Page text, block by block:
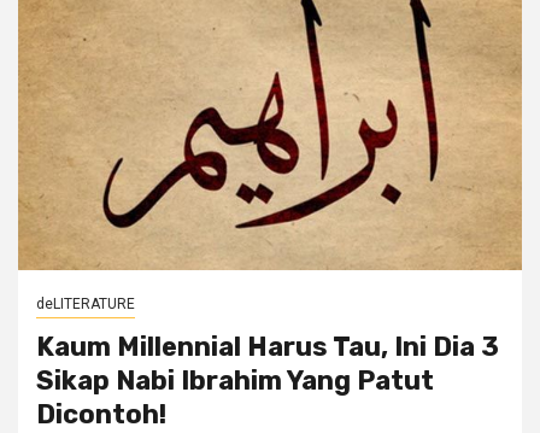
deLITERATURE
Kaum Millennial Harus Tau, Ini Dia 3
Sikap Nabi Ibrahim Yang Patut
Dicontoh!